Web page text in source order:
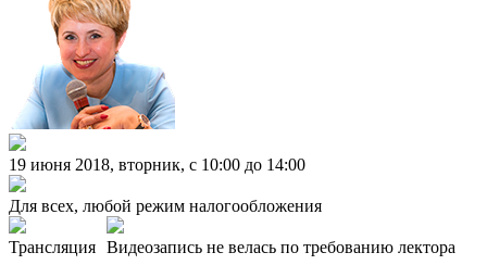
19 июня 2018, вторник, c 10:00 до 14:00
Для всех, любой режим налогообложения
Трансляция Видеозапись не велась по требованию лектора